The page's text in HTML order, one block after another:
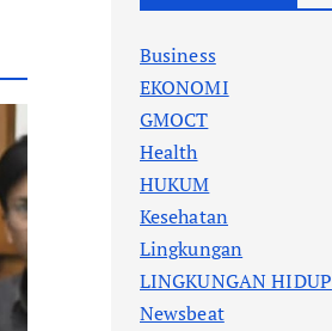
Business
EKONOMI
GMOCT
Health
HUKUM
Kesehatan
Lingkungan
LINGKUNGAN HIDUP
Newsbeat